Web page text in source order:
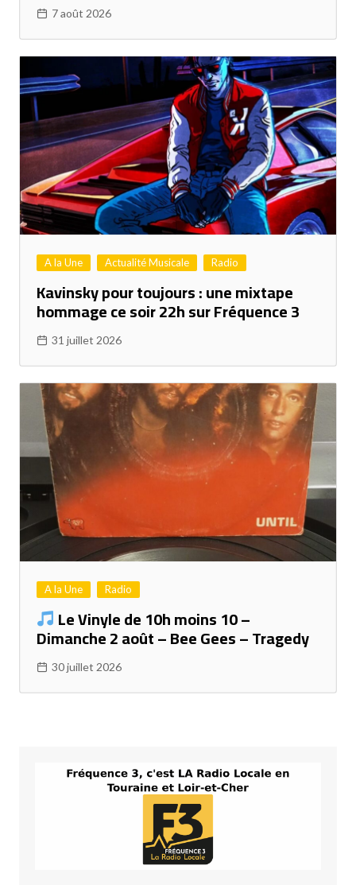
7 août 2026
A la Une Actualité Musicale Radio
Kavinsky pour toujours : une mixtape
hommage ce soir 22h sur Fréquence 3
31 juillet 2026
A la Une Radio
Le Vinyle de 10h moins 10 –
Dimanche 2 août – Bee Gees – Tragedy
30 juillet 2026